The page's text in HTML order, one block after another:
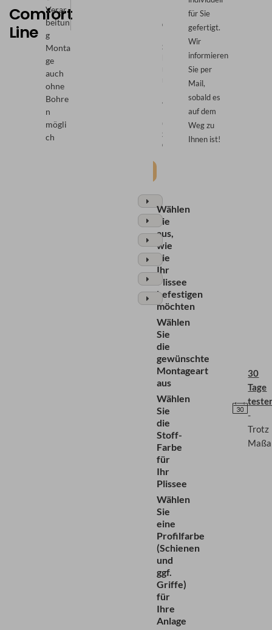
Comfort
Line
Verar
beitun
g
Monta
ge
auch
ohne
Bohre
n
mögli
ch
Comfort:
Schienen
beweglich,
&
Führungsschiene
(VS2
Slide
Comfort)
Freihängend:
Schiene
beweglich,
Schnurzug
Wählen
Sie
aus,
wie
Sie
Ihr
Plissee
befestigen
möchten
Wählen
Sie
die
gewünschte
Montageart
aus
Wählen
Sie
die
Stoff-
Farbe
für
Ihr
Plissee
Wählen
Sie
eine
Profilfarbe
(Schienen
und
ggf.
Griffe)
für
Ihre
Anlage
für Sie
gefertigt.
Wir
informieren
Sie per
Mail,
sobald es
auf dem
Weg zu
Ihnen ist!
30
Tage
-
Trotz